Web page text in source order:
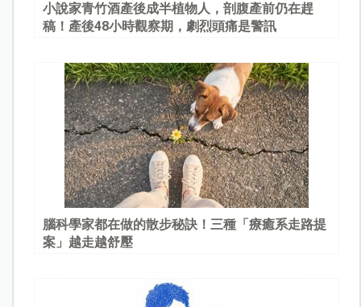
小說家青竹酒產後成半植物人，剖腹產前仍在趕
稿！產後48小時觀察期，劇烈頭痛是警訊
腦科學家都在做的散步秘訣！三種「療癒系走路提
案」越走越舒壓